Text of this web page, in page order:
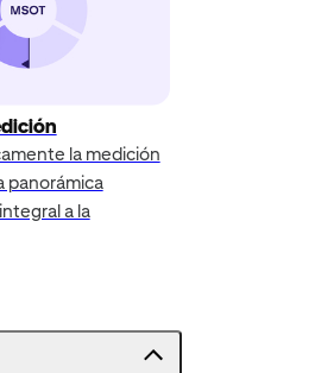
la medición
panorámica
a la